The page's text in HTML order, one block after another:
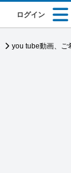
ログイン
you tube動画、ご